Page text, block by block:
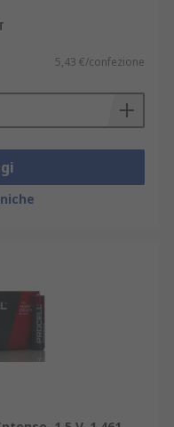
5,43 €/confezione